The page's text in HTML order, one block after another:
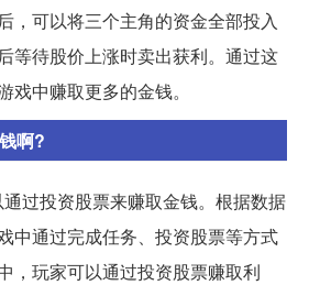
，可以将三个主角的资金全部投入
等待股价上涨时卖出获利。通过这
戏中赚取更多的金钱。
啊?
过投资股票来赚取金钱。根据数据
中通过完成任务、投资股票等方式
，玩家可以通过投资股票赚取利